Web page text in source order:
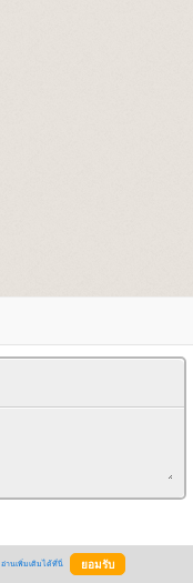
อ่านเพิ่มเติมได้ที่นี่